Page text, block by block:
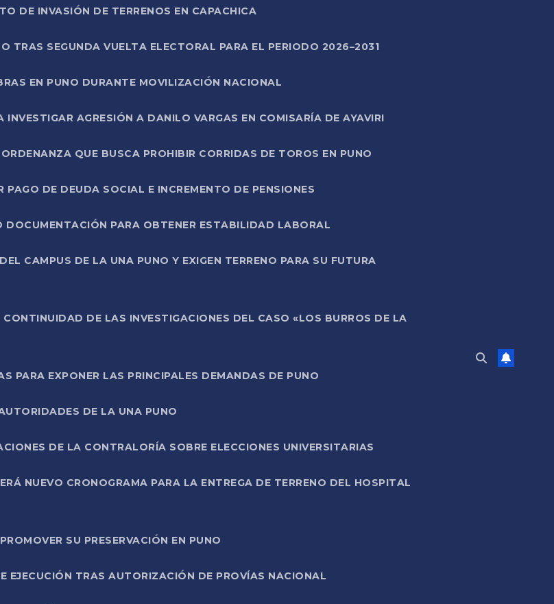
DE INVASIÓN DE TERRENOS EN CAPACHICA
TRAS SEGUNDA VUELTA ELECTORAL PARA EL PERIODO 2026–2031
EN PUNO DURANTE MOVILIZACIÓN NACIONAL
AGRESIÓN A DANILO VARGAS EN COMISARÍA DE AYAVIRI
QUE BUSCA PROHIBIR CORRIDAS DE TOROS EN PUNO
DE DEUDA SOCIAL E INCREMENTO DE PENSIONES
DOCUMENTACIÓN PARA OBTENER ESTABILIDAD LABORAL
CAMPUS DE LA UNA PUNO Y EXIGEN TERRENO PARA SU FUTURA
DE LAS INVESTIGACIONES DEL CASO «LOS BURROS DE LA
PARA EXPONER LAS PRINCIPALES DEMANDAS DE PUNO
DE LA UNA PUNO
DE LA CONTRALORÍA SOBRE ELECCIONES UNIVERSITARIAS
NUEVO CRONOGRAMA PARA LA ENTREGA DE TERRENO DEL HOSPITAL
SU PRESERVACIÓN EN PUNO
EJECUCIÓN TRAS AUTORIZACIÓN DE PROVÍAS NACIONAL